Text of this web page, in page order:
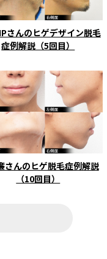
さんのヒゲデザイン脱毛
症例解説（5回目）
さんのヒゲ脱毛症例解説
（10回目）